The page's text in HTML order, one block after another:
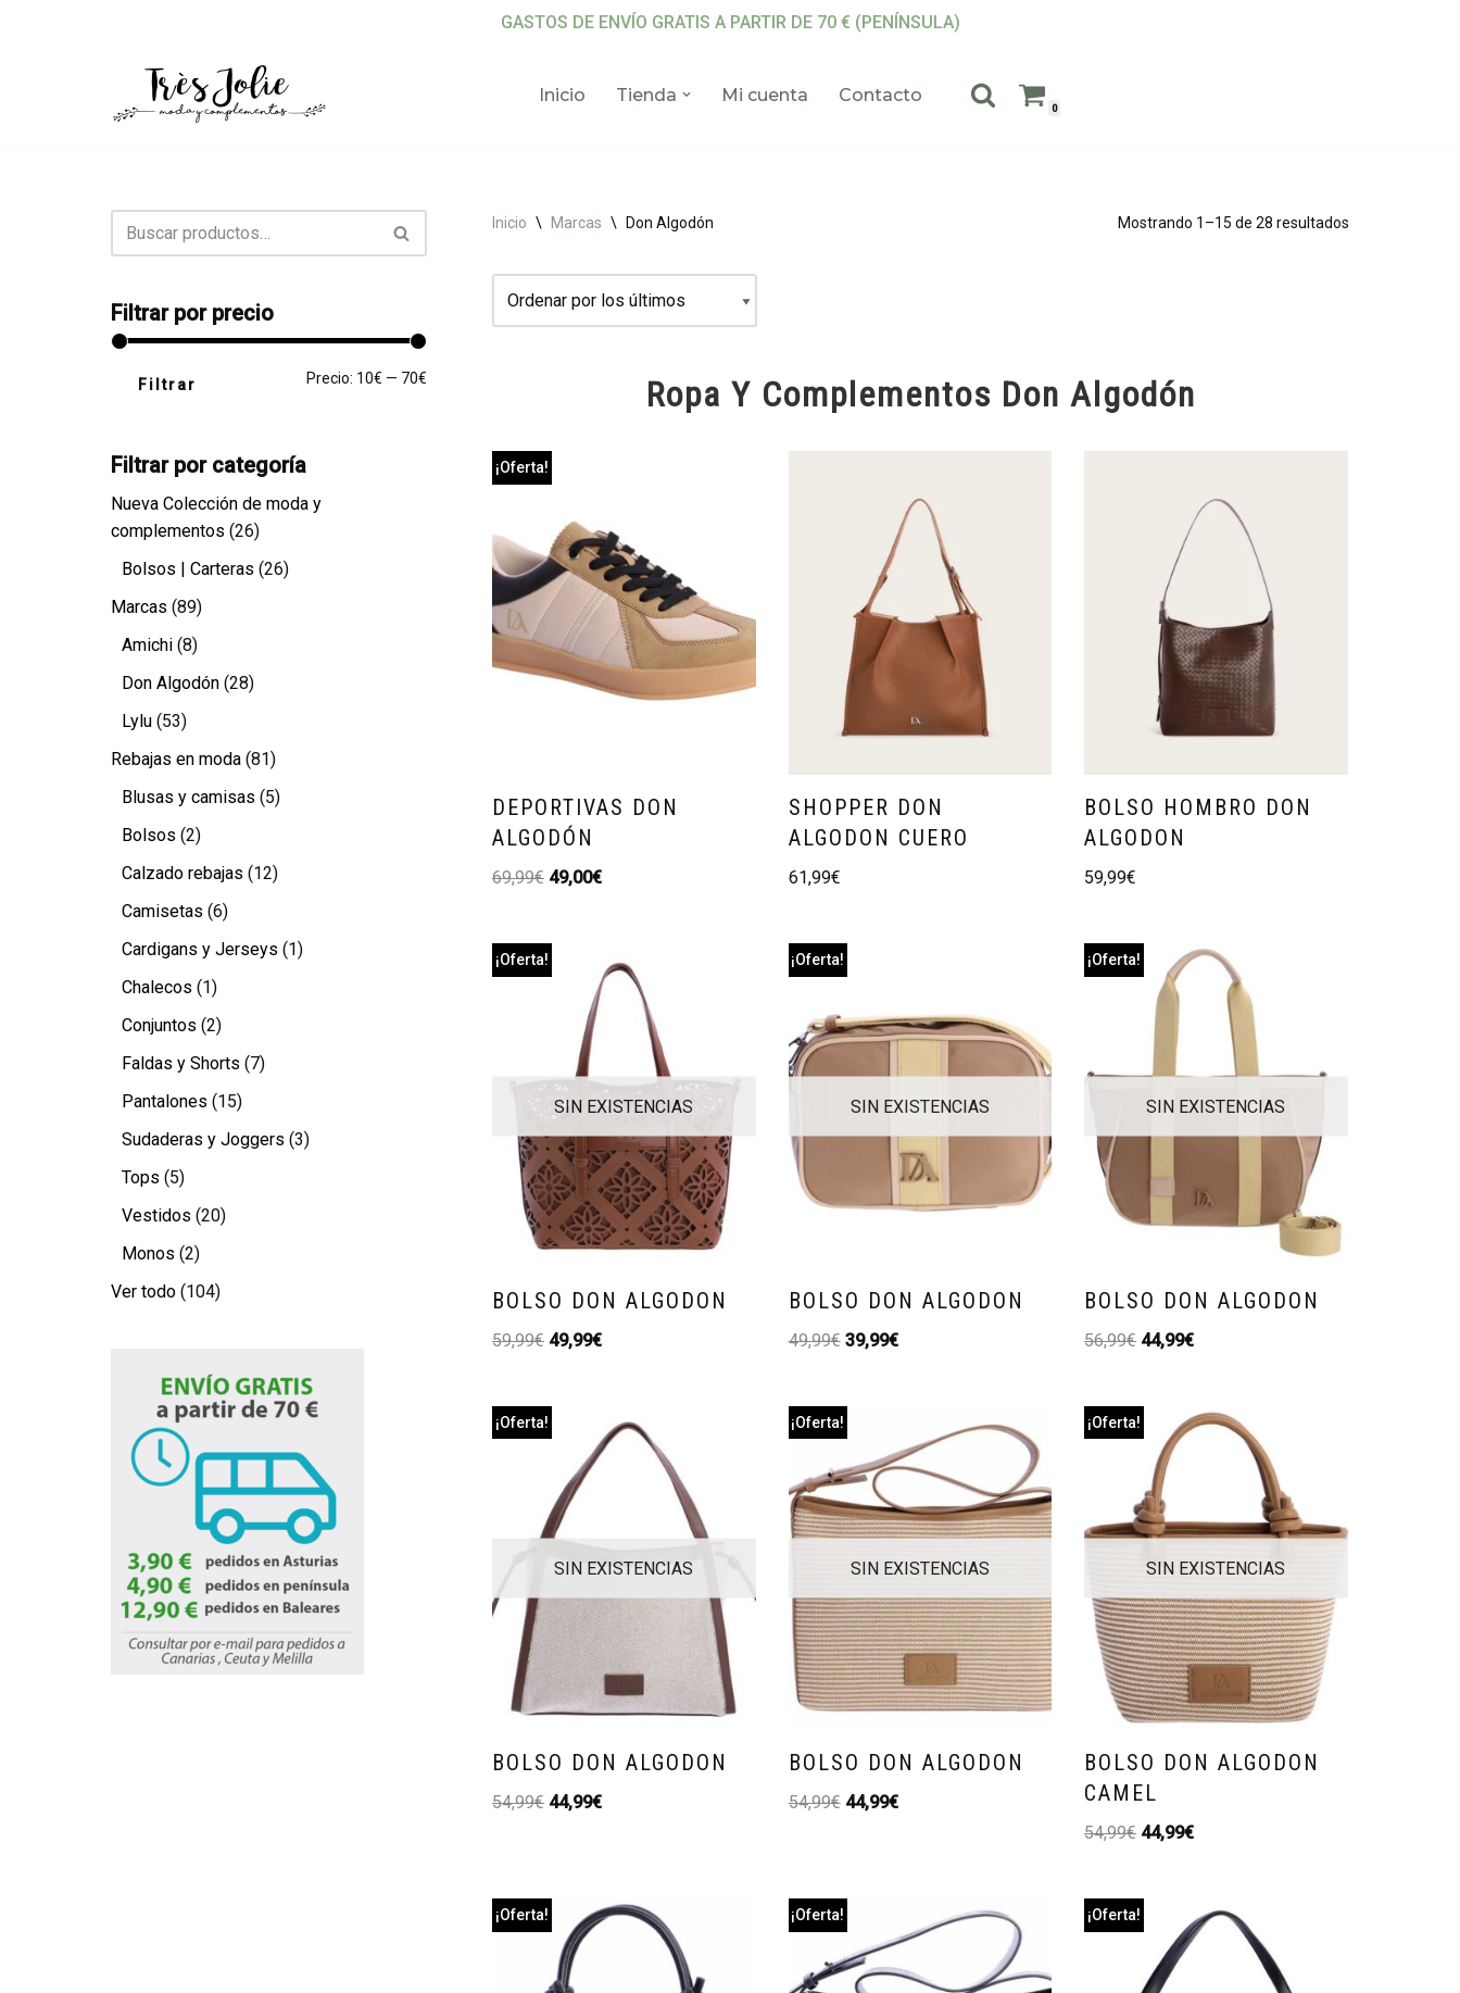
GASTOS DE ENVÍO GRATIS A PARTIR DE 70 € (PENÍNSULA)
Inicio Tienda Mi cuenta Contacto
0
Filtrar por precio
Filtrar Precio: 10€ — 70€
Filtrar por categoría
Nueva Colección de moda y
complementos (26)
Bolsos | Carteras (26)
Marcas (89)
Amichi (8)
Don Algodón (28)
Lylu (53)
Rebajas en moda (81)
Blusas y camisas (5)
Bolsos (2)
Calzado rebajas (12)
Camisetas (6)
Cardigans y Jerseys (1)
Chalecos (1)
Conjuntos (2)
Faldas y Shorts (7)
Pantalones (15)
Sudaderas y Joggers (3)
Tops (5)
Vestidos (20)
Monos (2)
Ver todo (104)
Inicio \ Marcas \ Don Algodón Mostrando 1–15 de 28 resultados
Ropa Y Complementos Don Algodón
¡Oferta!
DEPORTIVAS DON
ALGODÓN
69,99€ 49,00€
SHOPPER DON
ALGODON CUERO
61,99€
BOLSO HOMBRO DON
ALGODON
59,99€
SIN EXISTENCIAS
¡Oferta!
BOLSO DON ALGODON
59,99€ 49,99€
SIN EXISTENCIAS
¡Oferta!
BOLSO DON ALGODON
49,99€ 39,99€
SIN EXISTENCIAS
¡Oferta!
BOLSO DON ALGODON
56,99€ 44,99€
SIN EXISTENCIAS
¡Oferta!
BOLSO DON ALGODON
54,99€ 44,99€
SIN EXISTENCIAS
¡Oferta!
BOLSO DON ALGODON
54,99€ 44,99€
SIN EXISTENCIAS
¡Oferta!
BOLSO DON ALGODON
CAMEL
54,99€ 44,99€
¡Oferta! ¡Oferta! ¡Oferta!